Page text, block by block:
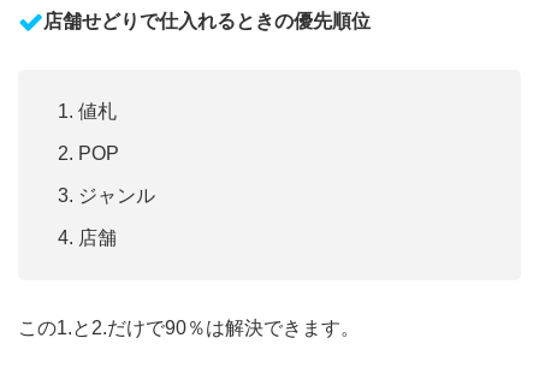
店舗せどりで仕入れるときの優先順位
値札
POP
ジャンル
店舗
この1.と2.だけで90％は解決できます。